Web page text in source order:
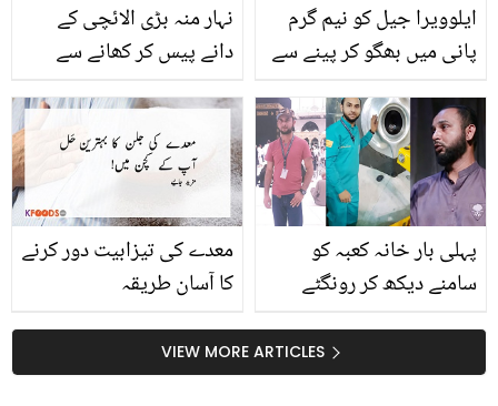
نہار منہ بڑی الائچی کے
دانے پیس کر کھانے سے
ہے؟ بڑی الائچی کے چند وہ
فائدے جن سے آپ بھی اس
کا استعمال بڑھانے پر
مجبور ہوجائیں گے
ایلوویرا جیل کو نیم گرم
پانی میں بھگو کر پینے سے
کے استعمال کا وہ طریقہ
جو روزمرہ ہونے والی اس
بیماری سے بچا سکتا ہے
معدے کی تیزابیت دور کرنے
کا آسان طریقہ
پہلی بار خانہ کعبہ کو
سامنے دیکھ کر رونگٹے
خدا کے گھر کی صفائی
کرنے والے اس پاکستانی
VIEW MORE ARTICLES